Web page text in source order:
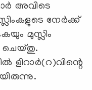
അവിടെ
നേര്‍ക്ക്
മുസ്ലിം
ചെയ്തു.
ളിറാര്‍(റ)വിന്റെ